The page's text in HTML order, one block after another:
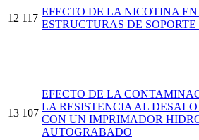
12 117
EFECTO DE LA NICOTINA
ESTRUCTURAS DE
13 107
EFECTO DE LA
LA RESISTENCIA AL
CON UN IMPRIMADOR
AUTOGRABADO